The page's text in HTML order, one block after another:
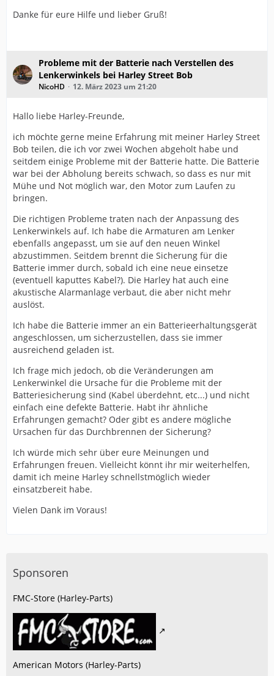
Danke für eure Hilfe und lieber Gruß!
Probleme mit der Batterie nach Verstellen des
Lenkerwinkels bei Harley Street Bob
NicoHD 12. März 2023 um 21:20
Hallo liebe Harley-Freunde,
ich möchte gerne meine Erfahrung mit meiner Harley Street
Bob teilen, die ich vor zwei Wochen abgeholt habe und
seitdem einige Probleme mit der Batterie hatte. Die Batterie
war bei der Abholung bereits schwach, so dass es nur mit
Mühe und Not möglich war, den Motor zum Laufen zu
bringen.
Die richtigen Probleme traten nach der Anpassung des
Lenkerwinkels auf. Ich habe die Armaturen am Lenker
ebenfalls angepasst, um sie auf den neuen Winkel
abzustimmen. Seitdem brennt die Sicherung für die
Batterie immer durch, sobald ich eine neue einsetze
(eventuell kaputtes Kabel?). Die Harley hat auch eine
akustische Alarmanlage verbaut, die aber nicht mehr
auslöst.
Ich habe die Batterie immer an ein Batterieerhaltungsgerät
angeschlossen, um sicherzustellen, dass sie immer
ausreichend geladen ist.
Ich frage mich jedoch, ob die Veränderungen am
Lenkerwinkel die Ursache für die Probleme mit der
Batteriesicherung sind (Kabel überdehnt, etc...) und nicht
einfach eine defekte Batterie. Habt ihr ähnliche
Erfahrungen gemacht? Oder gibt es andere mögliche
Ursachen für das Durchbrennen der Sicherung?
Ich würde mich sehr über eure Meinungen und
Erfahrungen freuen. Vielleicht könnt ihr mir weiterhelfen,
damit ich meine Harley schnellstmöglich wieder
einsatzbereit habe.
Vielen Dank im Voraus!
Sponsoren
FMC-Store (Harley-Parts)
American Motors (Harley-Parts)